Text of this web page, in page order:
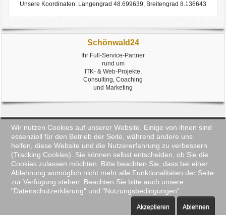
Unsere Koordinaten: Längengrad 48.699639, Breitengrad 8.136643
Schönwald24
Ihr Full-Service-Partner
rund um
ITK- & Web-Projekte,
Consulting, Coaching
und Marketing
↑↑↑
Copyright © 2017-2026 by Schönwald24, D-77815 Bühl / Baden ||
webmaster@schoenwald24.de
Samstag, 8. August 2026 Inhaber: Hans-
Wir nutzen Cookies auf unserer Website. Einige von ihnen sind
essenziell für den Betrieb der Seite, während andere uns
helfen, diese Website und die Nutzererfahrung zu verbessern
(Tracking Cookies). Sie können selbst entscheiden, ob Sie die
Cookies zulassen möchten. Bitte beachten Sie, dass bei einer
Ablehnung womöglich nicht mehr alle Funktionalitäten der Seite
zur Verfügung stehen. Beachten Sie bitte auch unsere
"Datenschutzerklärung" und "Nutzungsbedingungen".
Akzeptieren Ablehnen